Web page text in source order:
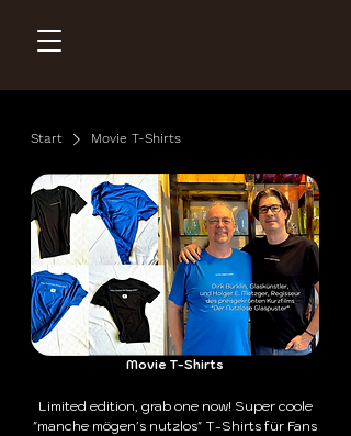
Start Movie T-Shirts
Movie T-Shirts
Limited edition, grab one now! Super coole
"manche mögen's nutzlos" T-Shirts für Fans